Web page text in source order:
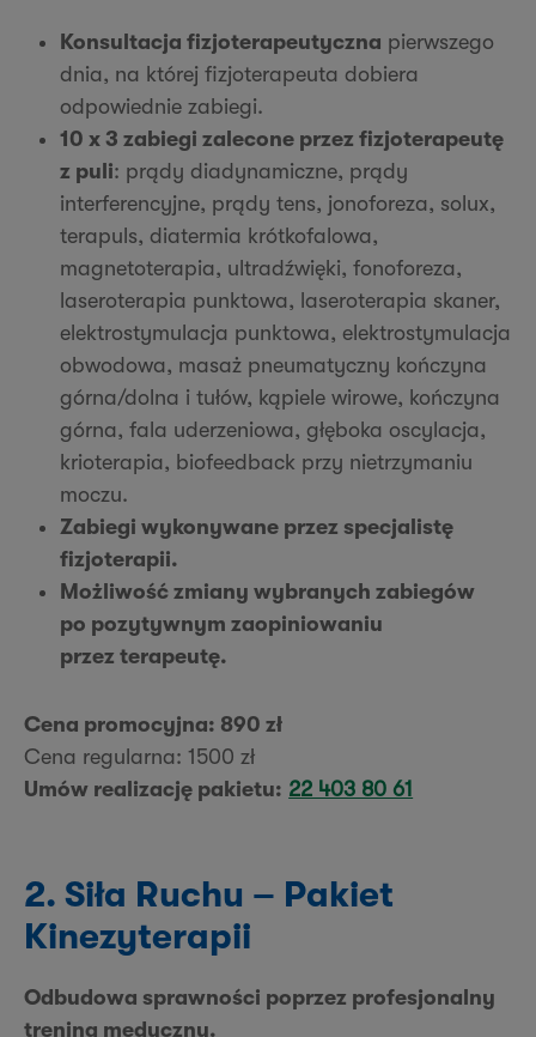
Konsultacja fizjoterapeutyczna pierwszego
dnia, na której fizjoterapeuta dobiera
odpowiednie zabiegi.
10 x 3 zabiegi zalecone przez fizjoterapeutę
z puli: prądy diadynamiczne, prądy
interferencyjne, prądy tens, jonoforeza, solux,
terapuls, diatermia krótkofalowa,
magnetoterapia, ultradźwięki, fonoforeza,
laseroterapia punktowa, laseroterapia skaner,
elektrostymulacja punktowa, elektrostymulacja
obwodowa, masaż pneumatyczny kończyna
górna/dolna i tułów, kąpiele wirowe, kończyna
górna, fala uderzeniowa, głęboka oscylacja,
krioterapia, biofeedback przy nietrzymaniu
moczu.
Zabiegi wykonywane przez specjalistę
fizjoterapii.
Możliwość zmiany wybranych zabiegów
po pozytywnym zaopiniowaniu
przez terapeutę.
Cena promocyjna: 890 zł
Cena regularna: 1500 zł
Umów realizację pakietu: 22 403 80 61
2. Siła Ruchu – Pakiet
Kinezyterapii
Odbudowa sprawności poprzez profesjonalny
trening medyczny.